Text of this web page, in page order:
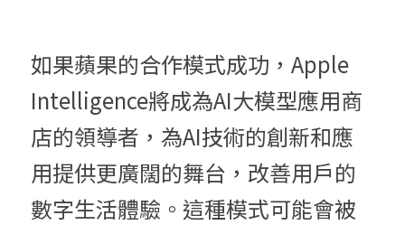
如果蘋果的合作模式成功，Apple
Intelligence將成為AI大模型應用商
店的領導者，為AI技術的創新和應
用提供更廣闊的舞台，改善用戶的
數字生活體驗。這種模式可能會被